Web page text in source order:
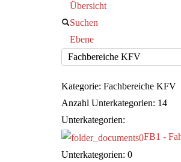
Übersicht
Suchen
Ebene
Kategorie: Fachbereiche KFV
Anzahl Unterkategorien: 14
Unterkategorien:
FB1 -
Unterkategorien: 0